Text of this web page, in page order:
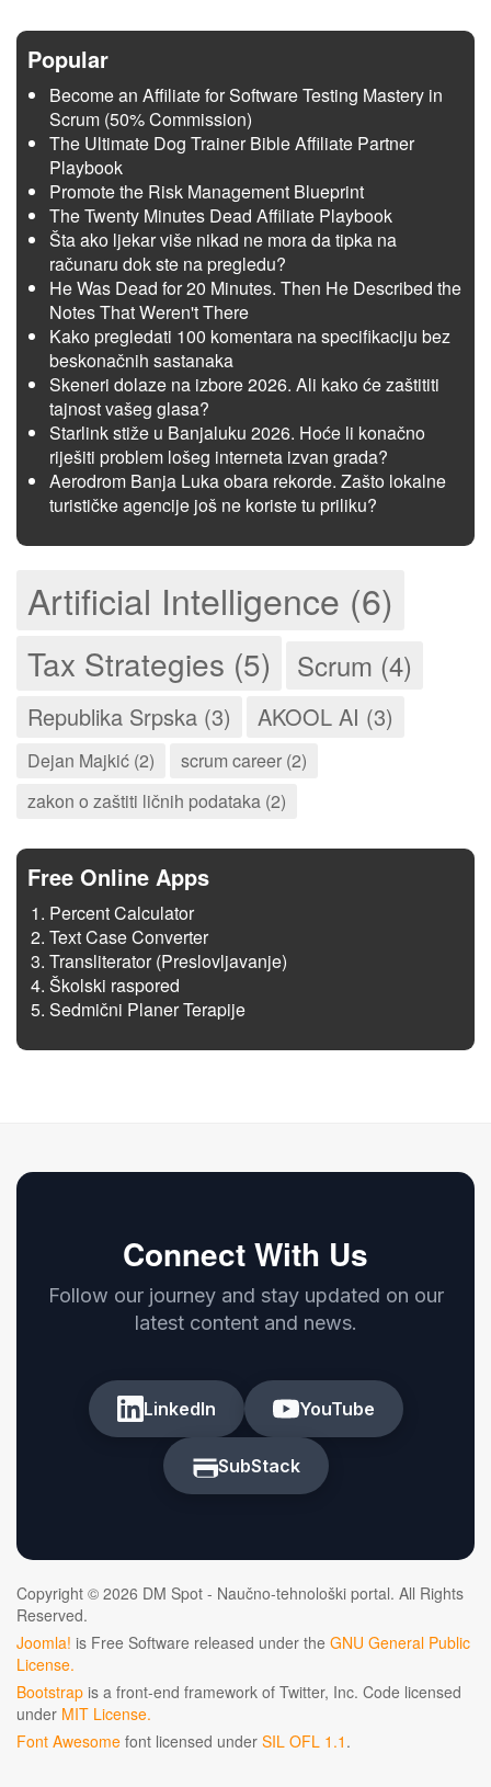
Popular
Become an Affiliate for Software Testing Mastery in
Scrum (50% Commission)
The Ultimate Dog Trainer Bible Affiliate Partner
Playbook
Promote the Risk Management Blueprint
The Twenty Minutes Dead Affiliate Playbook
Šta ako ljekar više nikad ne mora da tipka na
računaru dok ste na pregledu?
He Was Dead for 20 Minutes. Then He Described the
Notes That Weren't There
Kako pregledati 100 komentara na specifikaciju bez
beskonačnih sastanaka
Skeneri dolaze na izbore 2026. Ali kako će zaštititi
tajnost vašeg glasa?
Starlink stiže u Banjaluku 2026. Hoće li konačno
riješiti problem lošeg interneta izvan grada?
Aerodrom Banja Luka obara rekorde. Zašto lokalne
turističke agencije još ne koriste tu priliku?
Artificial Intelligence (6)
Tax Strategies (5) Scrum (4)
Republika Srpska (3) AKOOL AI (3)
Dejan Majkić (2)
scrum career (2)
zakon o zaštiti ličnih podataka (2)
Free Online Apps
Percent Calculator
Text Case Converter
Transliterator (Preslovljavanje)
Školski raspored
Sedmični Planer Terapije
Connect With Us
Follow our journey and stay updated on our
latest content and news.
LinkedIn YouTube
SubStack
Copyright © 2026 DM Spot - Naučno-tehnološki portal. All Rights
Reserved.
Joomla! is Free Software released under the GNU General Public
License.
Bootstrap is a front-end framework of Twitter, Inc. Code licensed
under MIT License.
Font Awesome font licensed under SIL OFL 1.1 .